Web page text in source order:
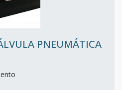
PNEUMÁTICA